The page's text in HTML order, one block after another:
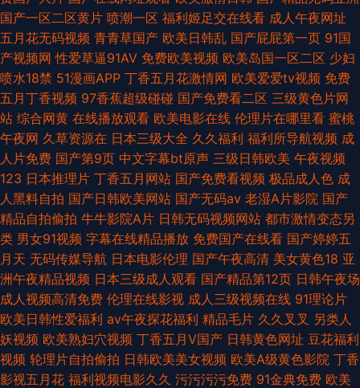
国产一区二区黄片 喷潮一区 福利姬足交在线看 成人午夜网址
五月花无码视频 青青草国产 欧美日韩乱 国产屁屁第一页 91国
产视频网 性爱草逼91AV 免费欧美视频 欧美岛国一区二区 少妇
喷水18禁 51漫画APP 丁香五月花激情网 欧美爱爱tv视频 免费
五月丁香视频 97香蕉超级碰碰 国产免费看二区 三级黄色片网
站 综合网黄 在线播放观看 欧美电影在线 伦理片在哪里看 蜜桃
午夜网 久草资源在 日本三级大全 久久福利 福利所导航视频 成
人片免费 国产第9页 中文字幕bt原声 三级日韩欧美 午夜视频
123 日本推理片 丁香五月网站 国产免费看视频 极品成人色 成
人黑料自拍 国产日韩欧美网站 国产无码av 老湿A片影院 国产
精品自拍偷拍 牛牛影院A片 日韩无码视频网站 都市激情变态另
类 男女91视频 字幕在线精品播放 免费国产在线看 国产婷婷五
月天 无码传媒导航 日本电影伦理 国产午夜高清 美女黄色18 亚
洲午夜精品视频 日本三级成人观看 国产精品第12页 日韩午夜场
成人视频高清免费 伦理在线影视 成人三级视频在线 91理论片
欧美日韩性爱福利 av午夜探花福利 精品毛片 久久叉叉 另类人
妖视频 欧美熟妇穴视频 丁香五月V国产 日韩黄色网址 豆花福利
视频 轮理片自拍偷拍 日韩欧美美女视频 欧美A级黄色影院 丁香
影视五月花 福利视频电影久久 污污污污免费 91金典免费 欧美